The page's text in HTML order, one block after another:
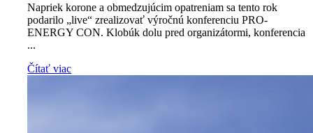
Napriek korone a obmedzujúcim opatreniam sa tento rok
podarilo „live“ zrealizovať výročnú konferenciu PRO-
ENERGY CON. Klobúk dolu pred organizátormi, konferencia
...
Čítať viac